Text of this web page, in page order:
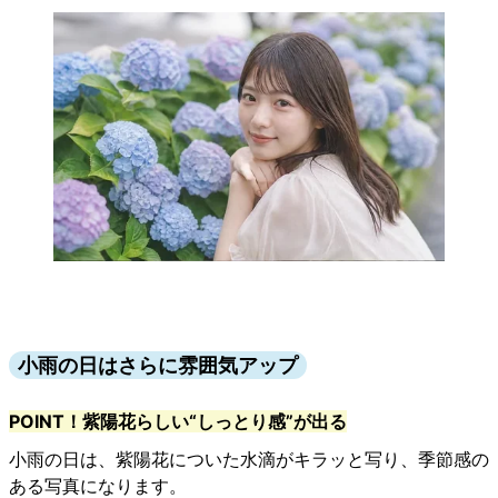
小雨の日はさらに雰囲気アップ
POINT！紫陽花らしい“しっとり感”が出る
小雨の日は、紫陽花についた水滴がキラッと写り、季節感の
ある写真になります。